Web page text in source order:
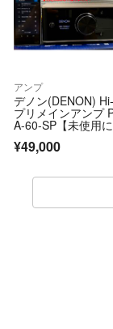
アンプ
デノン(DENON)
プリメインアンプ
A-60-SP【未使用
い極美品】
¥49,000